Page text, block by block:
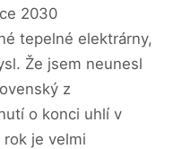
2030
tepelné elektrárny,
Že jsem neunesl
z
o konci uhlí v
je velmi